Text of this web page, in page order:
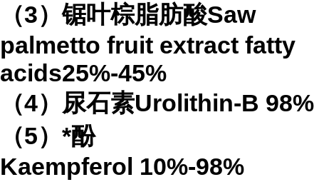
（3）锯叶棕脂肪酸Saw
palmetto fruit extract fatty
acids25%-45%
（4） 尿石素Urolithin-B 98%
（5）*酚
Kaempferol 10%-98%